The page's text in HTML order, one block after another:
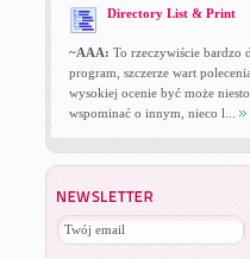
Directory List & Print
~AAA: To rzeczywiście bardzo
program, szczerze wart
wysokiej ocenie być może
wspominać o innym, nieco l...